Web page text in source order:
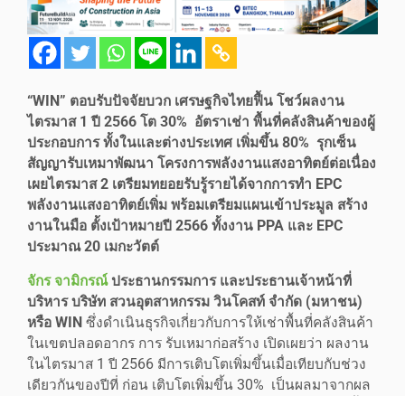
“WIN” ตอบรับปัจจัยบวก เศรษฐกิจไทยฟื้น โชว์ผลงาน
ไตรมาส 1 ปี 2566 โต 30% อัตราเช่า พื้นที่คลังสินค้าของผู้
ประกอบการ ทั้งในและต่างประเทศ เพิ่มขึ้น 80% รุกเซ็น
สัญญารับเหมาพัฒนา โครงการพลังงานแสงอาทิตย์ต่อเนื่อง
เผยไตรมาส 2 เตรียมทยอยรับรู้รายได้จากการทำ EPC
พลังงานแสงอาทิตย์เพิ่ม พร้อมเตรียมแผนเข้าประมูล สร้าง
งานในมือ ตั้งเป้าหมายปี 2566 ทั้งงาน PPA และ EPC
ประมาณ 20 เมกะวัตต์
จักร จามิกรณ์ประธานกรรมการ และประธานเจ้าหน้าที่
บริหาร บริษัท สวนอุตสาหกรรม วินโคสท์ จำกัด (มหาชน)
หรือ WIN ซึ่งดำเนินธุรกิจเกี่ยวกับการให้เช่าพื้นที่คลังสินค้า
ในเขตปลอดอากร การ รับเหมาก่อสร้าง เปิดเผยว่า ผลงาน
ในไตรมาส 1 ปี 2566 มีการเติบโตเพิ่มขึ้นเมื่อเทียบกับช่วง
เดียวกันของปีที่ ก่อน เติบโตเพิ่มขึ้น 30% เป็นผลมาจากผล